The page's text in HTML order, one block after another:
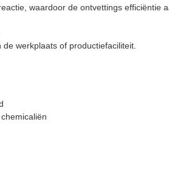
waardoor de ontvettings efficiëntie
werkplaats of productiefaciliteit.